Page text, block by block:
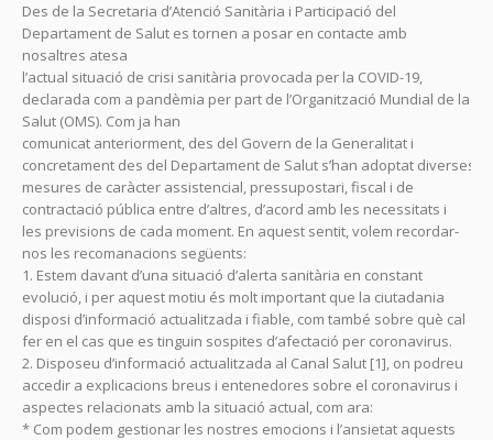
Des de la Secretaria d’Atenció Sanitària i Participació del
Departament de Salut es tornen a posar en contacte amb
nosaltres atesa
l’actual situació de crisi sanitària provocada per la COVID-19,
declarada com a pandèmia per part de l’Organització Mundial de la
Salut (OMS). Com ja han
comunicat anteriorment, des del Govern de la Generalitat i
concretament des del Departament de Salut s’han adoptat diverses
mesures de caràcter assistencial, pressupostari, fiscal i de
contractació pública entre d’altres, d’acord amb les necessitats i
les previsions de cada moment. En aquest sentit, volem recordar-
nos les recomanacions següents:
1. Estem davant d’una situació d’alerta sanitària en constant
evolució, i per aquest motiu és molt important que la ciutadania
disposi d’informació actualitzada i fiable, com també sobre què cal
fer en el cas que es tinguin sospites d’afectació per coronavirus.
2. Disposeu d’informació actualitzada al Canal Salut [1], on podreu
accedir a explicacions breus i entenedores sobre el coronavirus i
aspectes relacionats amb la situació actual, com ara:
* Com podem gestionar les nostres emocions i l’ansietat aquests